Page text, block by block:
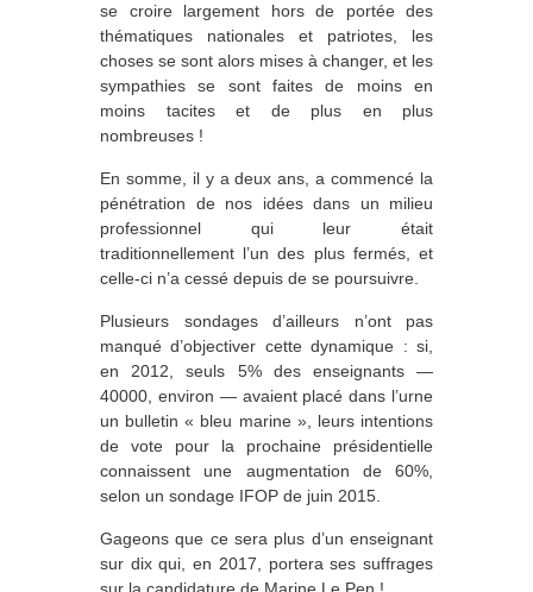
se croire largement hors de portée des
thématiques nationales et patriotes, les
choses se sont alors mises à changer, et les
sympathies se sont faites de moins en
moins tacites et de plus en plus
nombreuses !
En somme, il y a deux ans, a commencé la
pénétration de nos idées dans un milieu
professionnel qui leur était
traditionnellement l’un des plus fermés, et
celle-ci n’a cessé depuis de se poursuivre.
Plusieurs sondages d’ailleurs n’ont pas
manqué d’objectiver cette dynamique : si,
en 2012, seuls 5% des enseignants —
40000, environ — avaient placé dans l’urne
un bulletin « bleu marine », leurs intentions
de vote pour la prochaine présidentielle
connaissent une augmentation de 60%,
selon un sondage IFOP de juin 2015.
Gageons que ce sera plus d’un enseignant
sur dix qui, en 2017, portera ses suffrages